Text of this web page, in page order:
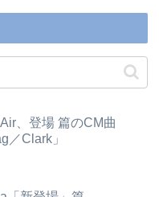
、登場 篇のCM曲
／Clark」